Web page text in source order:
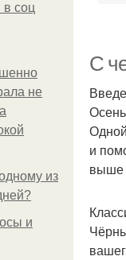
в соц
не
из
и
С
и
выше